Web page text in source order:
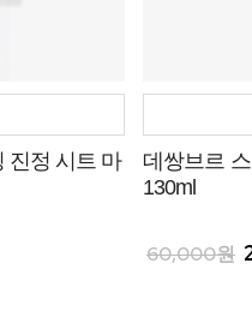
진정 시트 마
데쌍브르
130ml
60,000원